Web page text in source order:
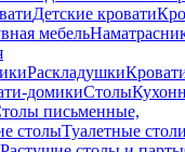
Детские кровати
мебель
Раскладушки
домикиСтолы
письменные,
столыТуалетные